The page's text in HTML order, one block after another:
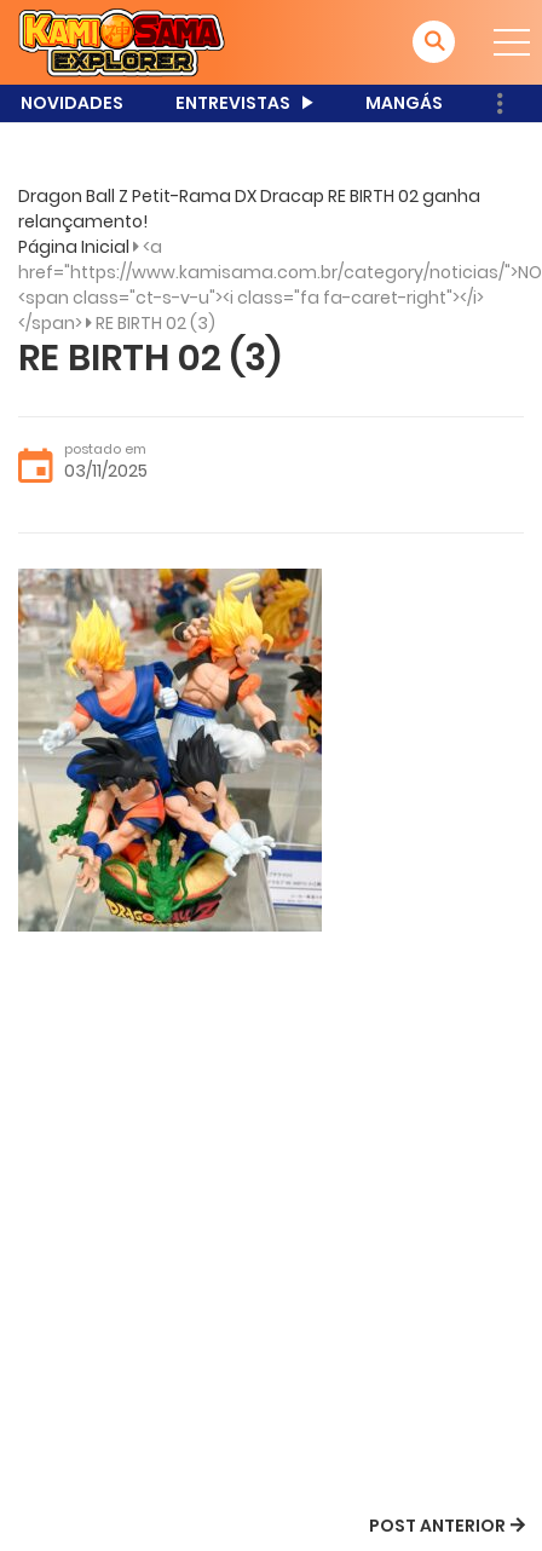
NOVIDADES ENTREVISTAS MANGÁS
Dragon Ball Z Petit-Rama DX Dracap RE BIRTH 02 ganha
relançamento!
Página Inicial <a
href="https://www.kamisama.com.br/category/noticias/
<span class="ct-s-v-u"><i class="fa fa-caret-right"></i>
</span> RE BIRTH 02 (3)
RE BIRTH 02 (3)
postado em
03/11/2025
POST ANTERIOR